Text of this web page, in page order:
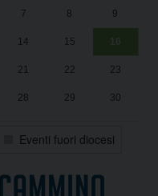
7 8 9
14 15 16
21 22 23
28 29 30
Eventi fuori diocesi